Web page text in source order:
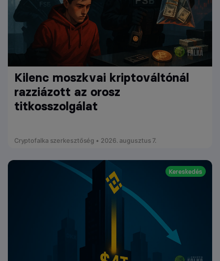
Kilenc moszkvai kriptováltónál
razziázott az orosz
titkosszolgálat
Cryptofalka szerkesztőség • 2026. augusztus 7.
Kereskedés